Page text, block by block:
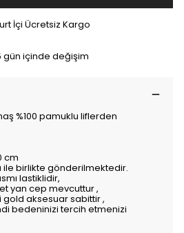
İçi Ücretsiz Kargo
gün içinde değişim
%100 pamuklu liflerden
cm
ile birlikte gönderilmektedir.
lastiklidir,
yan cep mevcuttur ,
gold aksesuar sabittir ,
bedeninizi tercih etmenizi